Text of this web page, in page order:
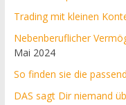
Trading mit kleinen
Nebenberuflicher
Mai 2024
So finden sie die
DAS sagt Dir niemand